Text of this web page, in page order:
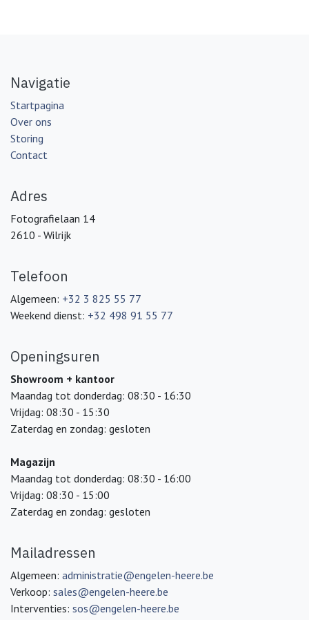
Navigatie
Startpagina
Over ons
Storing
Contact
Adres
Fotografielaan 14
2610 - Wilrijk
Telefoon
Algemeen: +32 3 825 55 77
Weekend dienst: +32 498 91 55 77
Openingsuren
Showroom + kantoor
Maandag tot donderdag: 08:30 - 16:30
Vrijdag: 08:30 - 15:30
Zaterdag en zondag: gesloten
Magazijn
Maandag tot donderdag: 08:30 - 16:00
Vrijdag: 08:30 - 15:00
Zaterdag en zondag: gesloten
Mailadressen
Algemeen: administratie@engelen-heere.be
Verkoop: sales@engelen-heere.be
Interventies: sos@engelen-heere.be